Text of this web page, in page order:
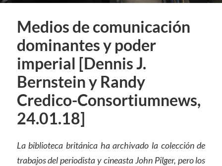
Medios de comunicación
dominantes y poder
imperial [Dennis J.
Bernstein y Randy
Credico-Consortiumnews,
24.01.18]
La biblioteca británica ha archivado la colección de
trabajos del periodista y cineasta John Pilger, pero los